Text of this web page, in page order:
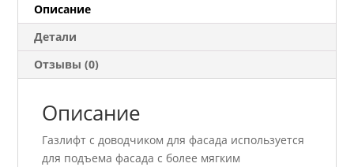
Описание
Детали
Отзывы (0)
Описание
Газлифт с доводчиком для фасада используется
для подъема фасада с более мягким